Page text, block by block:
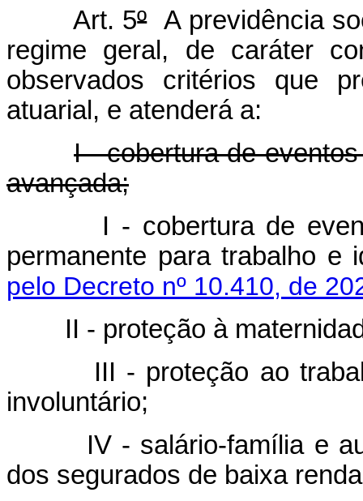
Art. 5ºA previdência
regime geral, de caráter
observados critérios que
atuarial, e atenderá a:
I - cobertura de
avançada;
I - cobertura de
permanente para
pelo Decreto nº 10.410, de
II - proteção à
III - proteção ao
involuntário;
IV - salário-família e
dos segurados de baixa